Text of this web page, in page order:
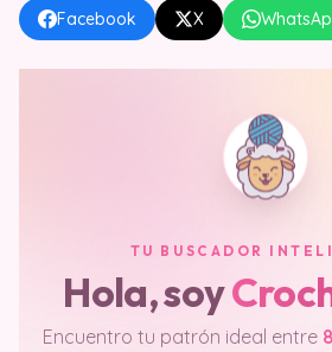
Facebook X
TU BUSCADOR
Hola, soy
Encuentro tu patrón ideal entre